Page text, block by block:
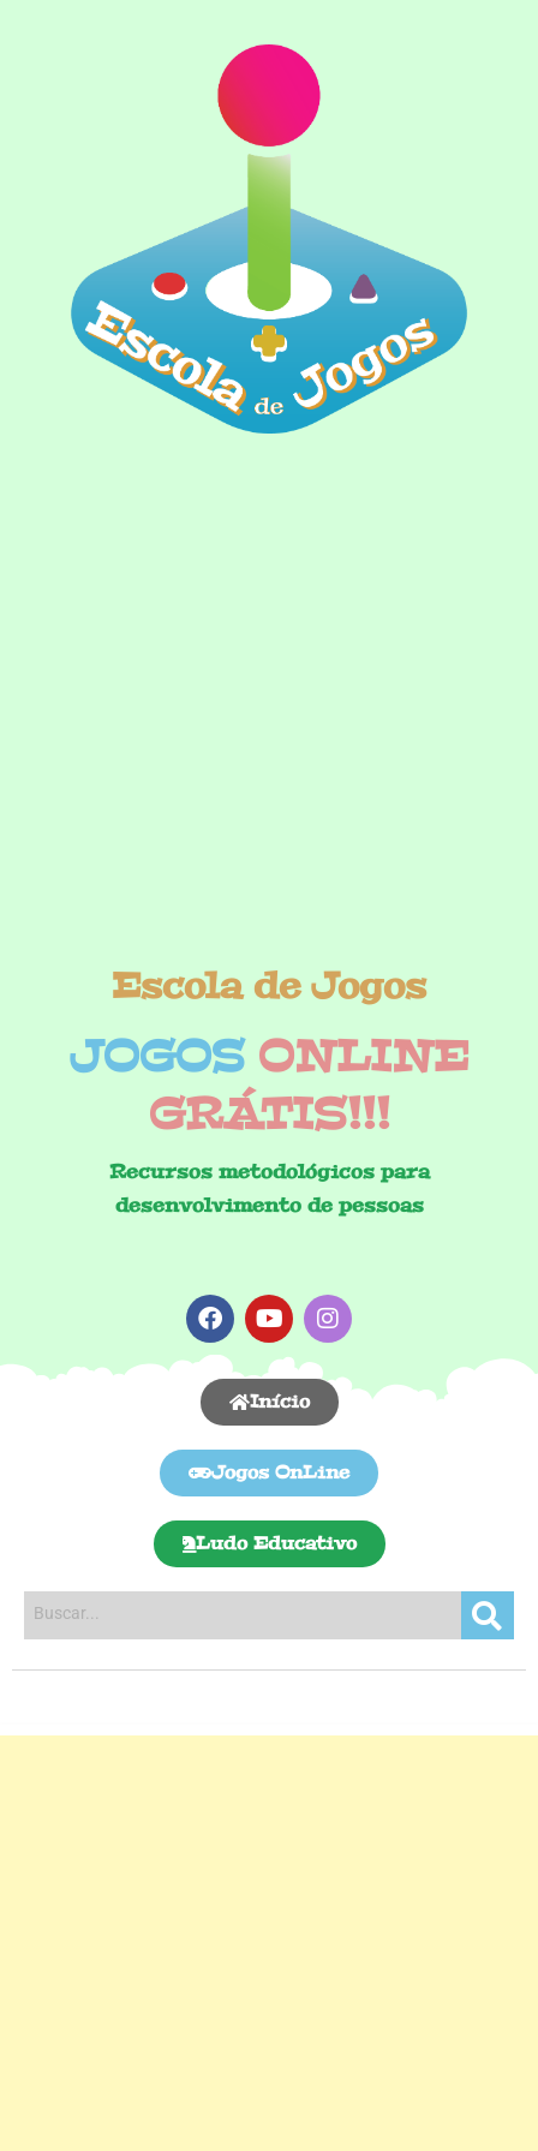
Escola de Jogos
JOGOS ONLINE
GRÁTIS!!!
Recursos metodológicos para
desenvolvimento de pessoas
Início
Jogos OnLine
Ludo Educativo